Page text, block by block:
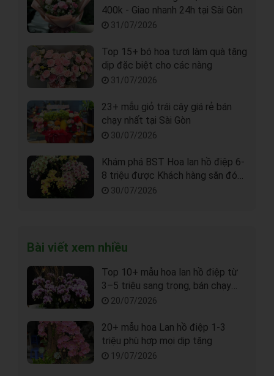
400k - Giao nhanh 24h tại Sài Gòn
31/07/2026
Top 15+ bó hoa tươi làm quà tặng
dịp đặc biệt cho các nàng
31/07/2026
23+ mẫu giỏ trái cây giá rẻ bán
chạy nhất tại Sài Gòn
30/07/2026
Khám phá BST Hoa lan hồ điệp 6-
8 triệu được Khách hàng săn đón
nhất30/07/2026
Bài viết xem nhiều
Top 10+ mẫu hoa lan hồ điệp từ
3–5 triệu sang trọng, bán chạy
nhất tại Sài Gòn
20/07/2026
20+ mẫu hoa Lan hồ điệp 1-3
triệu phù hợp mọi dịp tặng
19/07/2026